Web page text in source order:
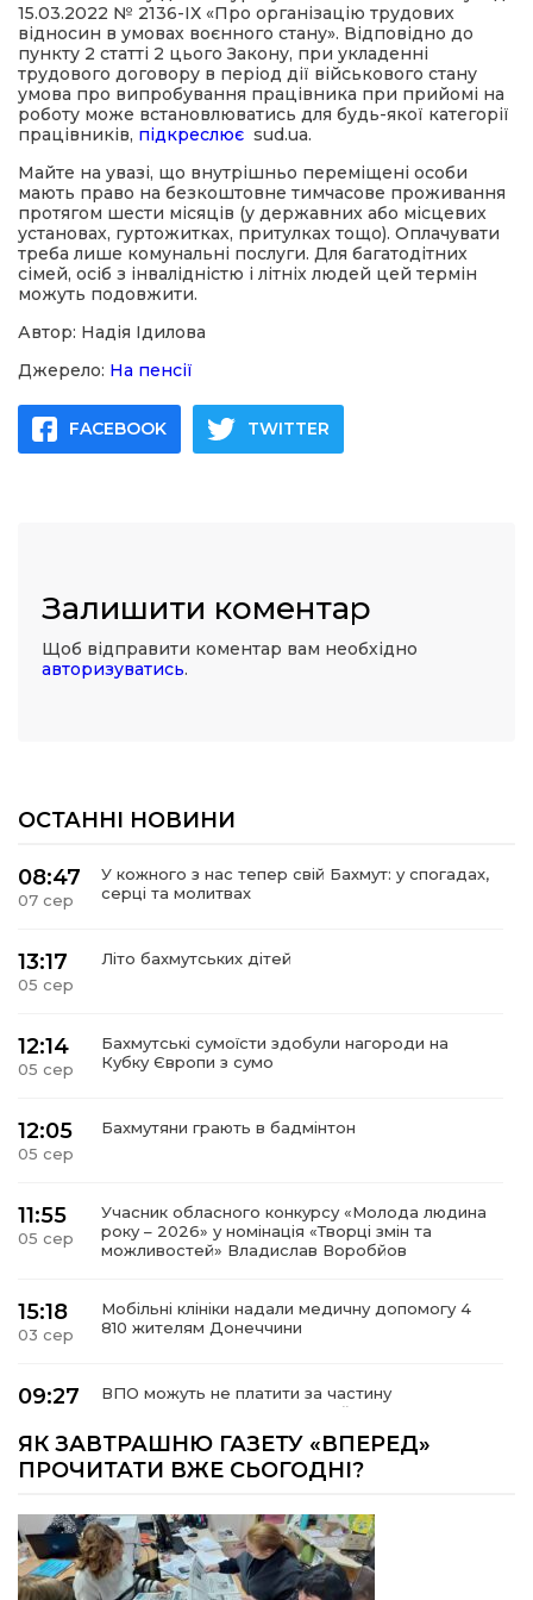
15.03.2022 № 2136-ІХ «Про організацію трудових
відносин в умовах воєнного стану». Відповідно до
пункту 2 статті 2 цього Закону, при укладенні
трудового договору в період дії військового стану
умова про випробування працівника при прийомі на
роботу може встановлюватись для будь-якої категорії
працівників, підкреслює sud.ua.
Майте на увазі, що внутрішньо переміщені особи
мають право на безкоштовне тимчасове проживання
протягом шести місяців (у державних або місцевих
установах, гуртожитках, притулках тощо). Оплачувати
треба лише комунальні послуги. Для багатодітних
сімей, осіб з інвалідністю і літніх людей цей термін
можуть подовжити.
Автор: Надія Ідилова
Джерело: На пенсії
FACEBOOK TWITTER
Залишити коментар
Щоб відправити коментар вам необхідно
авторизуватись.
ОСТАННІ НОВИНИ
08:47
07 сер
У кожного з нас тепер свій Бахмут: у спогадах,
серці та молитвах
13:17
05 сер
Літо бахмутських дітей
12:14
05 сер
Бахмутські сумоїсти здобули нагороди на
Кубку Європи з сумо
12:05
05 сер
Бахмутяни грають в бадмінтон
11:55
05 сер
Учасник обласного конкурсу «Молода людина
року – 2026» у номінація «Творці змін та
можливостей» Владислав Воробйов
15:18
03 сер
Мобільні клініки надали медичну допомогу 4
810 жителям Донеччини
09:27
ВПО можуть не платити за частину
комунальних послуг: про що йдеться
14:12
Досі ВПО? Юристка розповіла, коли
внутрішньо переміщеної особи
14:04
Учасниця обласного конкурсу «Молода
людина року – 2026» у номінації «Пульс життя»
ЯК ЗАВТРАШНЮ ГАЗЕТУ «ВПЕРЕД»
ПРОЧИТАТИ ВЖЕ СЬОГОДНІ?